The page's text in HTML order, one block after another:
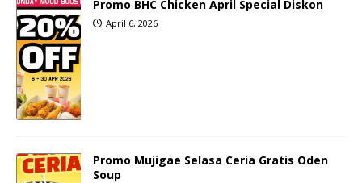
Promo BHC Chicken April Special Diskon
April 6, 2026
Promo Mujigae Selasa Ceria Gratis Oden
Soup